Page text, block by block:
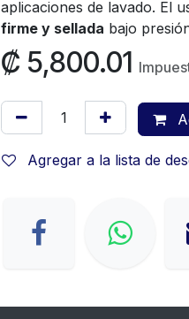
aplicaciones de lavado. El
firme y sellada bajo
₡ 5,800.01
Agregar a la lista de